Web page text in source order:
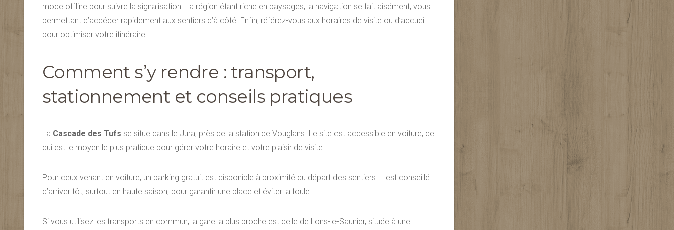
mode offline pour suivre la signalisation. La région étant riche en paysages, la navigation se fait aisément, vous
permettant d’accéder rapidement aux sentiers d’à côté. Enfin, référez-vous aux horaires de visite ou d’accueil
pour optimiser votre itinéraire.
Comment s’y rendre : transport,
stationnement et conseils pratiques
La Cascade des Tufs se situe dans le Jura, près de la station de Vouglans. Le site est accessible en voiture, ce
qui est le moyen le plus pratique pour gérer votre horaire et votre plaisir de visite.
Pour ceux venant en voiture, un parking gratuit est disponible à proximité du départ des sentiers. Il est conseillé
d’arriver tôt, surtout en haute saison, pour garantir une place et éviter la foule.
Si vous utilisez les transports en commun, la gare la plus proche est celle de Lons-le-Saunier, située à une